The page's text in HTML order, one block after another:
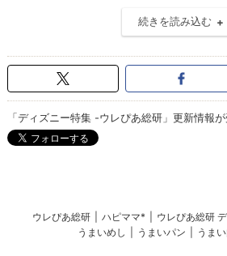
続きを読み込む
「ディズニー特集 -ウレぴあ総研」更新情報
ウレぴあ総研 ハピママ* ウレぴあ総研
うまいめし
うまいパン うま